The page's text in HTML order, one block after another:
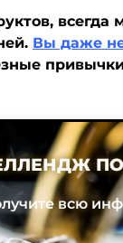
всегда
Вы даже
всю